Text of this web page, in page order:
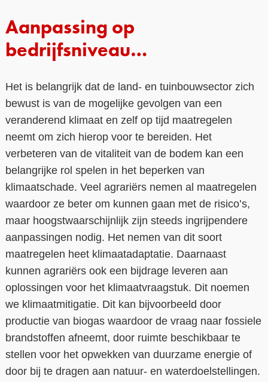
Aanpassing op
bedrijfsniveau…
Het is belangrijk dat de land- en tuinbouwsector zich
bewust is van de mogelijke gevolgen van een
veranderend klimaat en zelf op tijd maatregelen
neemt om zich hierop voor te bereiden. Het
verbeteren van de vitaliteit van de bodem kan een
belangrijke rol spelen in het beperken van
klimaatschade. Veel agrariërs nemen al maatregelen
waardoor ze beter om kunnen gaan met de risico’s,
maar hoogstwaarschijnlijk zijn steeds ingrijpendere
aanpassingen nodig. Het nemen van dit soort
maatregelen heet klimaatadaptatie. Daarnaast
kunnen agrariërs ook een bijdrage leveren aan
oplossingen voor het klimaatvraagstuk. Dit noemen
we klimaatmitigatie. Dit kan bijvoorbeeld door
productie van biogas waardoor de vraag naar fossiele
brandstoffen afneemt, door ruimte beschikbaar te
stellen voor het opwekken van duurzame energie of
door bij te dragen aan natuur- en waterdoelstellingen.